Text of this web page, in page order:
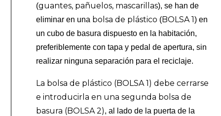
(guantes, pañuelos, mascarillas), se han de
eliminar en una bolsa de plástico (BOLSA 1) en
un cubo de basura dispuesto en la habitación,
preferiblemente con tapa y pedal de apertura, sin
realizar ninguna separación para el reciclaje.
La bolsa de plástico (BOLSA 1) debe cerrarse
e introducirla en una segunda bolsa de
basura (BOLSA 2), al lado de la puerta de la